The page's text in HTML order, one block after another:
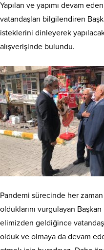
Yapılan ve yapımı devam
vatandaşları bilgilendiren
isteklerini dinleyerek
alışverişinde bulundu.
Pandemi sürecinde her
olduklarını vurgulayan
elimizden geldiğince
olduk ve olmaya da devam